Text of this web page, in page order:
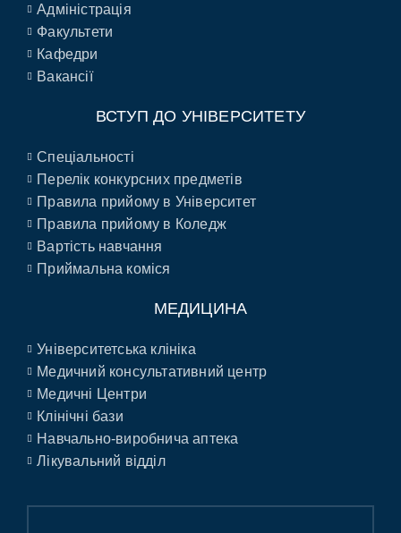
Адміністрація
Факультети
Кафедри
Вакансії
ВСТУП ДО УНІВЕРСИТЕТУ
Спеціальності
Перелік конкурсних предметів
Правила прийому в Університет
Правила прийому в Коледж
Вартість навчання
Приймальна коміся
МЕДИЦИНА
Університетська клініка
Медичний консультативний центр
Медичні Центри
Клінічні бази
Навчально-виробнича аптека
Лікувальний відділ